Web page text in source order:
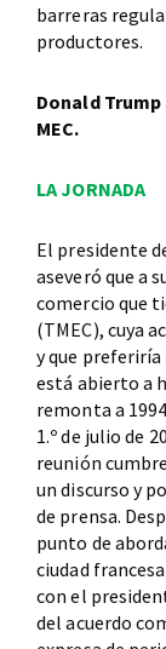
barreras
productores.
Donald
MEC.
LA JORNADA
El presidente
aseveró que a
comercio que
(TMEC), cuya
y que
está abierto a
remonta a
1.º de julio de
reunión
un discurso y
de prensa.
punto de
ciudad
con el
del acuerdo